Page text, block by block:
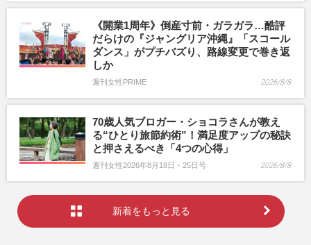
《開業1周年》倒産寸前・ガラガラ…酷評
だらけの『ジャングリア沖縄』「スコール
ダンス」がプチバズり、路線変更で巻き返
しか
週刊女性PRIME 2026/8/8
70歳人気ブロガー・ショコラさんが教え
る“ひとり旅節約術”！満足度アップの秘訣
と押さえるべき「4つの心得」
週刊女性2026年8月18日・25日号 2026/8/8
新着をもっと見る